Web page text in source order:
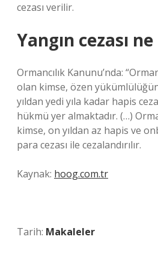
cezası verilir.
Yangın cezası
Ormancılık Kanunu’nda:
olan kimse, özen
yıldan yedi yıla kadar hapis
hükmü yer almaktadır. (…)
kimse, on yıldan az hapis ve
para cezası ile cezalandırılır.
Kaynak: hoog.com.tr
Tarih: Makaleler